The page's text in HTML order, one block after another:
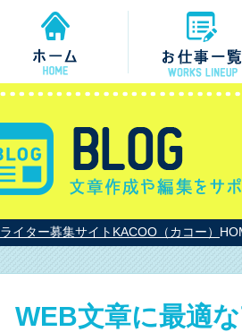
ライター募集サイトKACOO（カコー）
WEB文章に最適